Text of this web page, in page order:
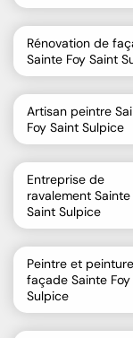
Rénovation de
Sainte Foy Saint
Artisan peintre
Foy Saint Sulpice
Entreprise de
ravalement Sainte
Saint Sulpice
Peintre et
façade Sainte Foy
Sulpice